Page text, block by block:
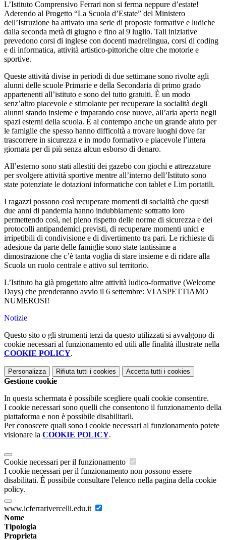
L’Istituto Comprensivo Ferrari non si ferma neppure d’estate!
Aderendo al Progetto “La Scuola d’Estate” del Ministero
dell’Istruzione ha attivato una serie di proposte formative e ludiche
dalla seconda metà di giugno e fino al 9 luglio. Tali iniziative
prevedono corsi di inglese con docenti madrelingua, corsi di coding
e di informatica, attività artistico-pittoriche oltre che motorie e
sportive.
Queste attività divise in periodi di due settimane sono rivolte agli
alunni delle scuole Primarie e della Secondaria di primo grado
appartenenti all’istituto e sono del tutto gratuiti. È un modo
senz’altro piacevole e stimolante per recuperare la socialità degli
alunni stando insieme e imparando cose nuove, all’aria aperta negli
spazi esterni della scuola. È al contempo anche un grande aiuto per
le famiglie che spesso hanno difficoltà a trovare luoghi dove far
trascorrere in sicurezza e in modo formativo e piacevole l’intera
giornata per di più senza alcun esborso di denaro.
All’esterno sono stati allestiti dei gazebo con giochi e attrezzature
per svolgere attività sportive mentre all’interno dell’Istituto sono
state potenziate le dotazioni informatiche con tablet e Lim portatili.
I ragazzi possono così recuperare momenti di socialità che questi
due anni di pandemia hanno indubbiamente sottratto loro
permettendo così, nel pieno rispetto delle norme di sicurezza e dei
protocolli antipandemici previsti, di recuperare momenti unici e
irripetibili di condivisione e di divertimento tra pari. Le richieste di
adesione da parte delle famiglie sono state tantissime a
dimostrazione che c’è tanta voglia di stare insieme e di ridare alla
Scuola un ruolo centrale e attivo sul territorio.
L’Istituto ha già progettato altre attività ludico-formative (Welcome
Days) che prenderanno avvio il 6 settembre: VI ASPETTIAMO
NUMEROSI!
Notizie
Questo sito o gli strumenti terzi da questo utilizzati si avvalgono di
cookie necessari al funzionamento ed utili alle finalità illustrate nella
COOKIE POLICY.
Personalizza Rifiuta tutti i cookies Accetta tutti i cookies
Gestione cookie
In questa schermata è possibile scegliere quali cookie consentire.
I cookie necessari sono quelli che consentono il funzionamento della
piattaforma e non è possibile disabilitarli.
Per conoscere quali sono i cookie necessari al funzionamento potete
visionare la COOKIE POLICY.
Cookie necessari per il funzionamento
I cookie necessari per il funzionamento non possono essere
disabilitati. È possibile consultare l'elenco nella pagina della cookie
policy.
www.icferrarivercelli.edu.it
Nome
Tipologia
Proprieta